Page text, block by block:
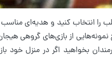
انتخاب کنید و هدیه‌ای مناسب
از بازی‌های گروهی
بخواهید اگر در منزل خود